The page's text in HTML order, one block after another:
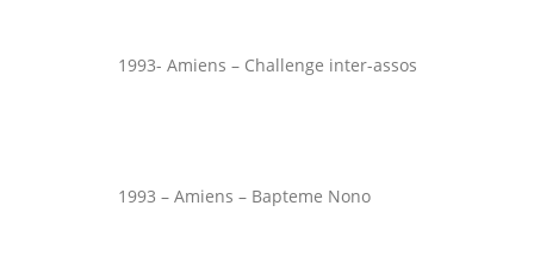
1993- Amiens – Challenge inter-assos
1993 – Amiens – Bapteme Nono